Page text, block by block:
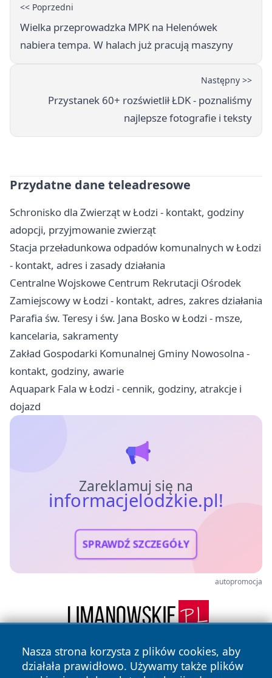
<< Poprzedni
Wielka przeprowadzka MPK na Helenówek
nabiera tempa. W halach już pracują maszyny
Następny >>
Przystanek 60+ rozświetlił ŁDK - poznaliśmy
najlepsze fotografie i teksty
Przydatne dane teleadresowe
Schronisko dla Zwierząt w Łodzi - kontakt, godziny
adopcji, przyjmowanie zwierząt
Stacja przeładunkowa odpadów komunalnych w Łodzi
- kontakt, adres i zasady działania
Centralne Wojskowe Centrum Rekrutacji Ośrodek
Zamiejscowy w Łodzi - kontakt, adres, zakres działania
Parafia św. Teresy i św. Jana Bosko w Łodzi - msze,
kancelaria, sakramenty
Zakład Gospodarki Komunalnej Gminy Nowosolna -
kontakt, godziny, awarie
Aquapark Fala w Łodzi - cennik, godziny, atrakcje i
dojazd
Zareklamuj się na
informacjelodzkie.pl!
SPRAWDŹ SZCZEGÓŁY
autopromocja
Nasza strona korzysta z plików cookies, aby
działała prawidłowo. Używamy także plików